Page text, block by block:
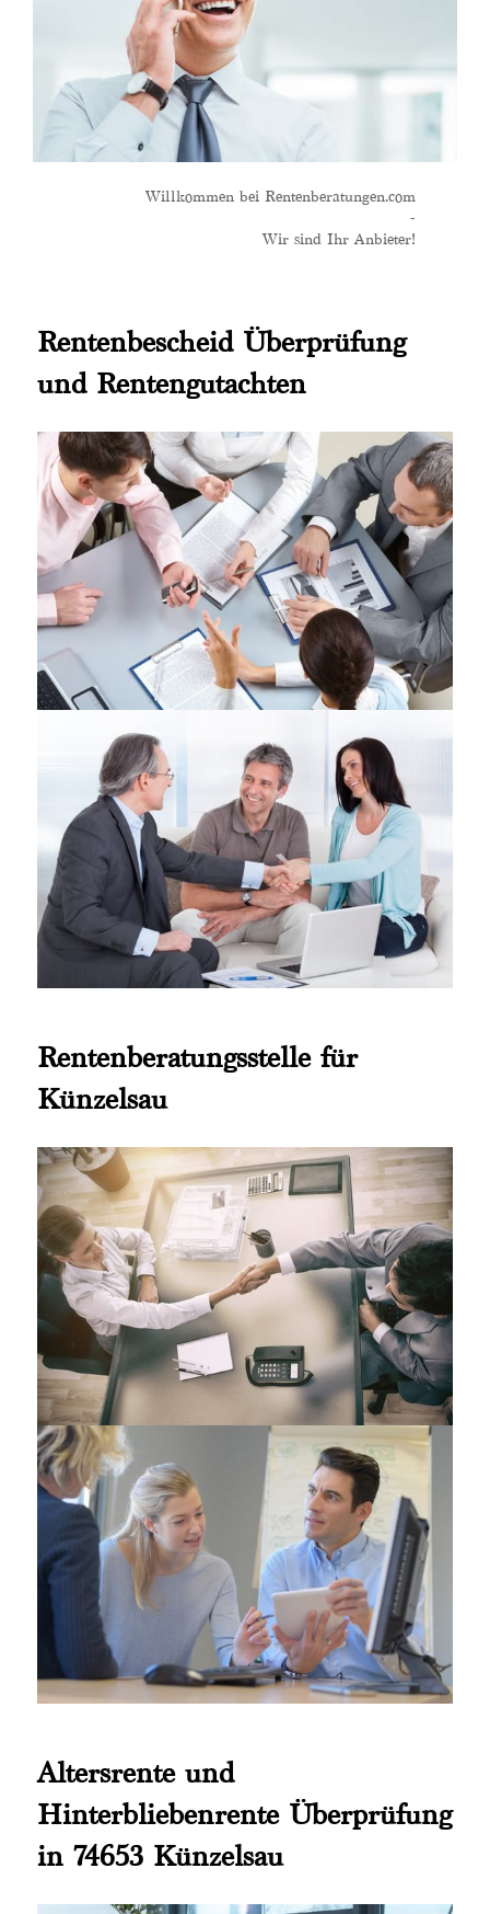
Willkommen bei Rentenberatungen.com
-
Wir sind Ihr Anbieter!
Rentenbescheid Überprüfung
und Rentengutachten
Rentenberatungsstelle für
Künzelsau
Altersrente und
Hinterbliebenrente Überprüfung
in 74653 Künzelsau